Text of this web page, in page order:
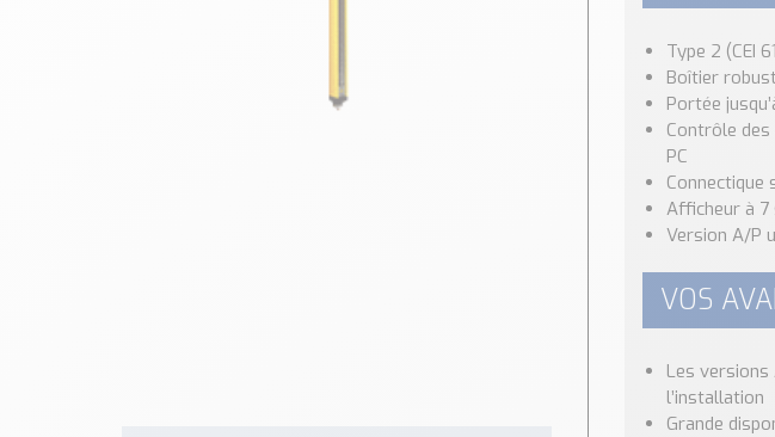
Type 2 (CEI
Boîtier
Portée
Contrôle
PC
Connectique
Afficheur à
Version A/P
VOS
Les
l’installation
Grande